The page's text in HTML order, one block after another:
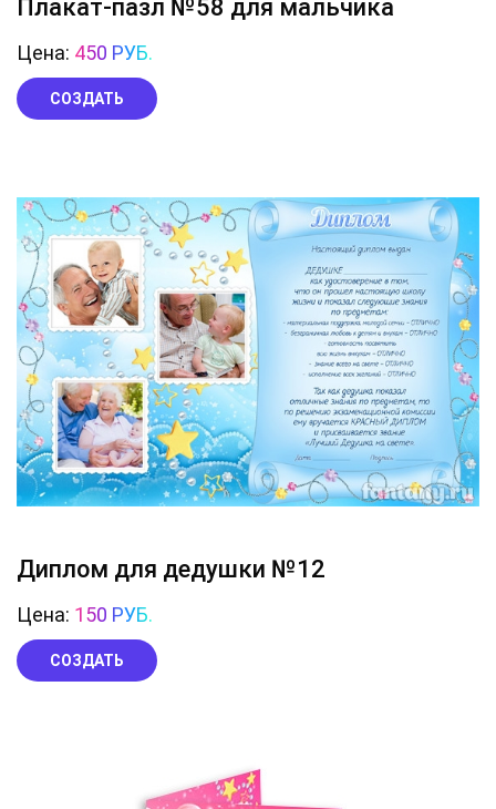
Плакат-пазл №58 для мальчика
Цена: 450 РУБ.
СОЗДАТЬ
Диплом для дедушки №12
Цена: 150 РУБ.
СОЗДАТЬ